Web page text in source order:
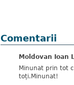
Comentarii
Moldovan Ioan
Minunat prin tot
toți.Minunat!